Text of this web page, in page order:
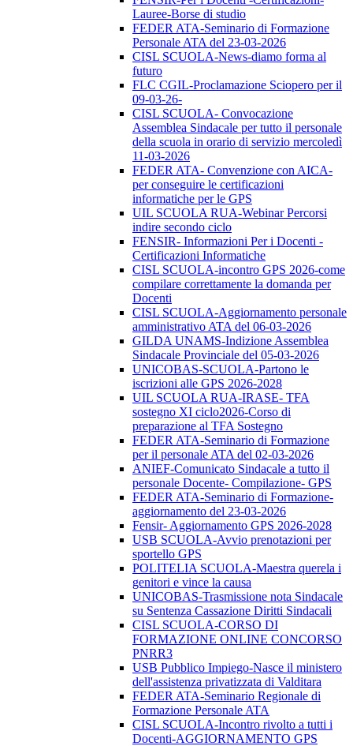
Lauree-Borse di studio
FEDER ATA-Seminario di Formazione
Personale ATA del 23-03-2026
CISL SCUOLA-News-diamo forma al
futuro
FLC CGIL-Proclamazione Sciopero per il
09-03-26-
CISL SCUOLA- Convocazione
Assemblea Sindacale per tutto il personale
della scuola in orario di servizio mercoledì
11-03-2026
FEDER ATA- Convenzione con AICA-
per conseguire le certificazioni
informatiche per le GPS
UIL SCUOLA RUA-Webinar Percorsi
indire secondo ciclo
FENSIR- Informazioni Per i Docenti -
Certificazioni Informatiche
CISL SCUOLA-incontro GPS 2026-come
compilare correttamente la domanda per
Docenti
CISL SCUOLA-Aggiornamento personale
amministrativo ATA del 06-03-2026
GILDA UNAMS-Indizione Assemblea
Sindacale Provinciale del 05-03-2026
UNICOBAS-SCUOLA-Partono le
iscrizioni alle GPS 2026-2028
UIL SCUOLA RUA-IRASE- TFA
sostegno XI ciclo2026-Corso di
preparazione al TFA Sostegno
FEDER ATA-Seminario di Formazione
per il personale ATA del 02-03-2026
ANIEF-Comunicato Sindacale a tutto il
personale Docente- Compilazione- GPS
FEDER ATA-Seminario di Formazione-
aggiornamento del 23-03-2026
Fensir- Aggiornamento GPS 2026-2028
USB SCUOLA-Avvio prenotazioni per
sportello GPS
POLITELIA SCUOLA-Maestra querela i
genitori e vince la causa
UNICOBAS-Trasmissione nota Sindacale
su Sentenza Cassazione Diritti Sindacali
CISL SCUOLA-CORSO DI
FORMAZIONE ONLINE CONCORSO
PNRR3
USB Pubblico Impiego-Nasce il ministero
dell'assistenza privatizzata di Valditara
FEDER ATA-Seminario Regionale di
Formazione Personale ATA
CISL SCUOLA-Incontro rivolto a tutti i
Docenti-AGGIORNAMENTO GPS